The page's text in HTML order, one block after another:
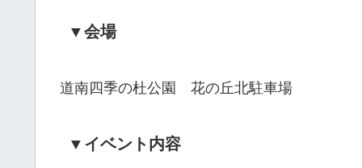
▼会場
道南四季の杜公園 花の丘北駐車場
▼イベント内容